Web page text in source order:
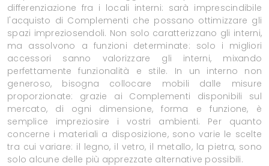
differenziazione fra i locali interni: sarà imprescindibile
l'acquisto di Complementi che possano ottimizzare gli
spazi impreziosendoli. Non solo caratterizzano gli interni,
ma assolvono a funzioni determinate: solo i migliori
accessori sanno valorizzare gli interni, mixando
perfettamente funzionalità e stile. In un interno non
generoso, bisogna collocare mobili dalle misure
proporzionate: grazie ai Complementi disponibili sul
mercato, di ogni dimensione, forma e funzione, è
semplice impreziosire i vostri ambienti. Per quanto
concerne i materiali a disposizione, sono varie le scelte
tra cui variare: il legno, il vetro, il metallo, la pietra, sono
solo alcune delle più apprezzate alternative possibili.